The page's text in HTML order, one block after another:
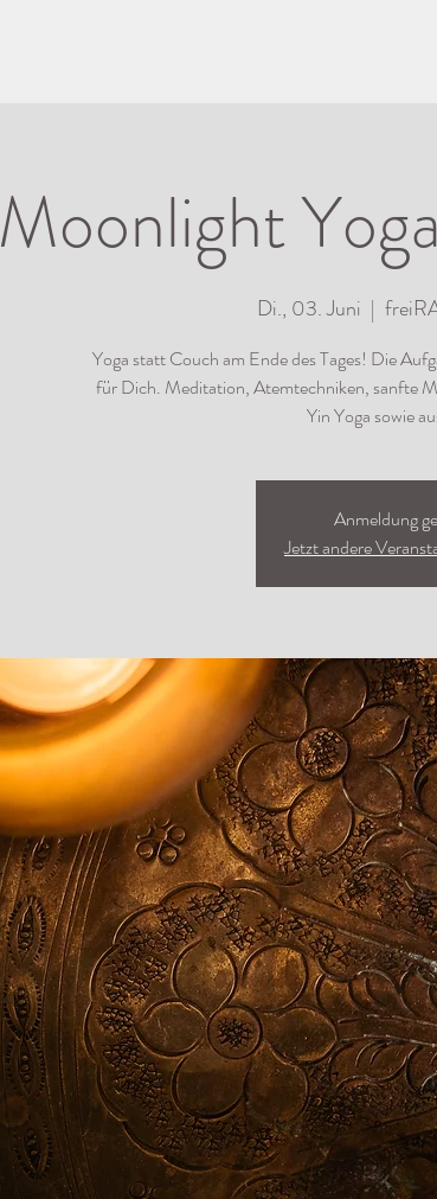
Moonlight
Di., 03. Juni
  |
Yoga statt Couch am Ende des Tages! Die
für Dich. Meditation, Atemtechniken, sanfte
Yin Yoga sowie
Anmeldung
Jetzt andere